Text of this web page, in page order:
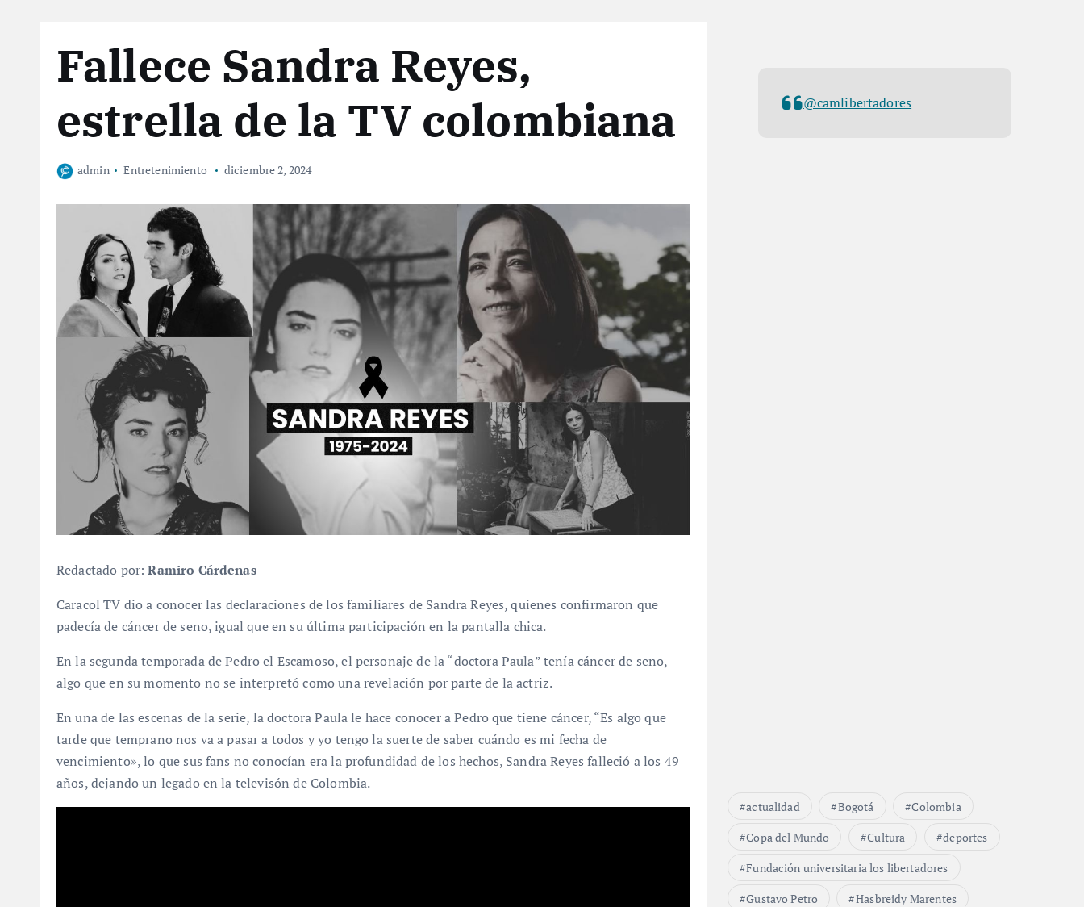
Fallece Sandra Reyes,
estrella de la TV colombiana
admin Entretenimiento diciembre 2, 2024
Redactado por:Ramiro Cárdenas
Caracol TV dio a conocer las declaraciones de los familiares de Sandra Reyes, quienes confirmaron que
padecía de cáncer de seno, igual que en su última participación en la pantalla chica.
En la segunda temporada de Pedro el Escamoso, el personaje de la “doctora Paula” tenía cáncer de seno,
algo que en su momento no se interpretó como una revelación por parte de la actriz.
En una de las escenas de la serie, la doctora Paula le hace conocer a Pedro que tiene cáncer, “Es algo que
tarde que temprano nos va a pasar a todos y yo tengo la suerte de saber cuándo es mi fecha de
vencimiento», lo que sus fans no conocían era la profundidad de los hechos, Sandra Reyes falleció a los 49
años, dejando un legado en la televisón de Colombia.
@camlibertadores
actualidad Bogotá
Colombia
Copa del Mundo
Cultura
deportes
Fundación universitaria los libertadores
Gustavo Petro
Hasbreidy Marentes